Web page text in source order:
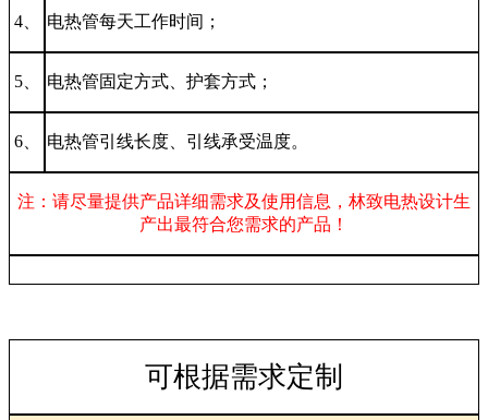
4、 电热管每天工作时间；
5、 电热管固定方式、护套方式；
6、 电热管引线长度、引线承受温度。
注：请尽量提供产品详细需求及使用信息，林致电热设计生
产出最符合您需求的产品！
可根据需求定制